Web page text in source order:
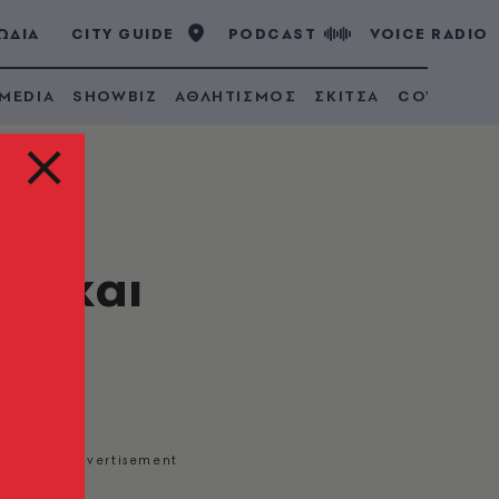
CITY GUIDE PODCAST VOICE RADIO
SHOWBIZ ΑΘΛΗΤΙΣΜΟΣ ΣΚΙΤΣΑ COVID 19
και